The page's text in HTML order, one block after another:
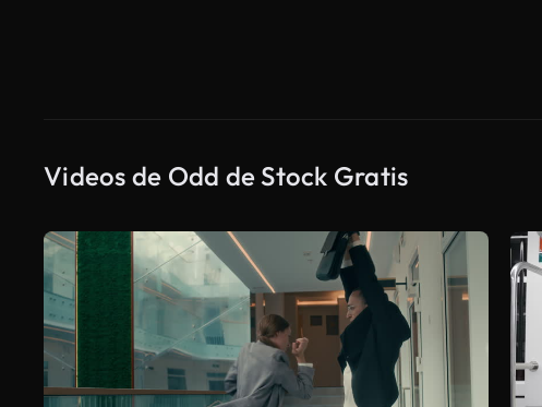
Videos de Odd de Stock Gratis